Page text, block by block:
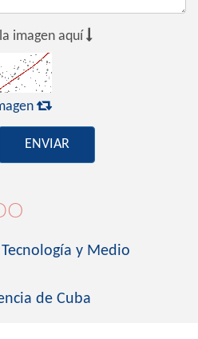
imagen aquí 

ENVIAR
y Medio
de Cuba